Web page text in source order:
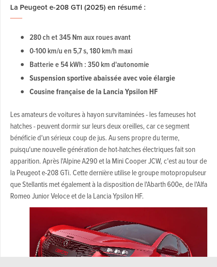
La Peugeot e-208 GTI (2025) en résumé :
280 ch et 345 Nm aux roues avant
0-100 km/u en 5,7 s, 180 km/h maxi
Batterie e 54 kWh : 350 km d'autonomie
Suspension sportive abaissée avec voie élargie
Cousine française de la Lancia Ypsilon HF
Les amateurs de voitures à hayon survitaminées - les fameuses hot
hatches - peuvent dormir sur leurs deux oreilles, car ce segment
bénéficie d'un sérieux coup de jus. Au sens propre du terme,
puisqu'une nouvelle génération de hot-hatches électriques fait son
apparition. Après l'Alpine A290 et la Mini Cooper JCW, c'est au tour de
la Peugeot e-208 GTi. Cette dernière utilise le groupe motopropulseur
que Stellantis met également à la disposition de l'Abarth 600e, de l'Alfa
Romeo Junior Veloce et de la Lancia Ypsilon HF.